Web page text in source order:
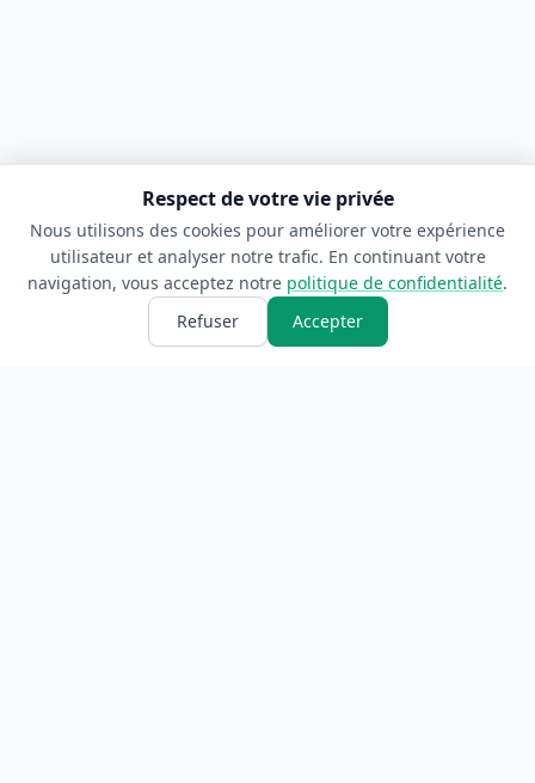
Respect de votre vie privée
Nous utilisons des cookies pour améliorer votre expérience
utilisateur et analyser notre trafic. En continuant votre
navigation, vous acceptez notre politique de confidentialité.
Refuser
Accepter